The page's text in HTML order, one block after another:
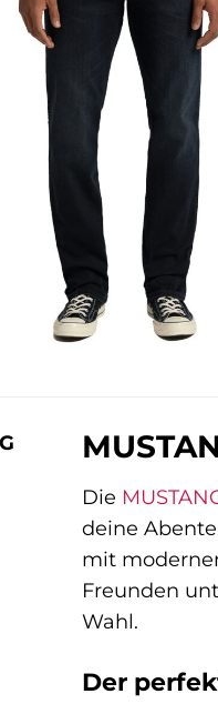
Die
deine
mit
Freunden
Wahl.
Der